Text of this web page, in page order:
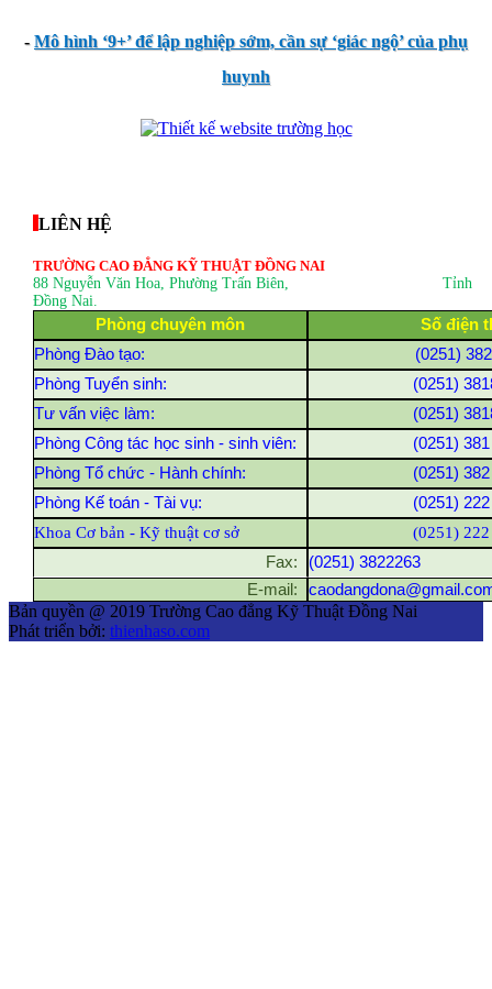
-Mô hình ‘9+’ để lập nghiệp sớm, cần sự ‘giác ngộ’ của phụ
huynh
LIÊN HỆ
TRƯỜNG CAO ĐẲNG KỸ THUẬT ĐỒNG NAI
88 Nguyễn Văn Hoa, Phường Trấn Biên, Tỉnh
Đồng Nai.
Phòng chuyên môn
Số điện
Phòng Đào tạo:
(0251)
Phòng Tuyển sinh:
(0251)
Tư vấn việc làm:
(0251)
Phòng Công tác học sinh - sinh viên:
(0251)
Phòng Tổ chức - Hành chính:
(0251)
Phòng Kế toán - Tài vụ:
(0251)
Khoa Cơ bản - Kỹ thuật cơ sở
(0251)
Fax:
(0251) 3822263
E-mail:
Bản quyền @ 2019 Trường Cao đẳng Kỹ Thuật Đồng Nai
Phát triển bởi: thienhaso.com